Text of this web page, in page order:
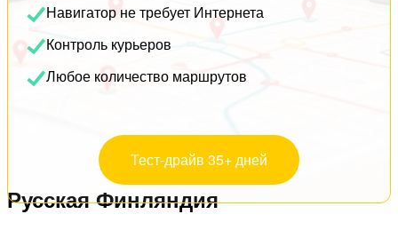
Навигатор не требует Интернета
Контроль курьеров
Любое количество маршрутов
Тест-драйв 35+ дней
Русская Финляндия